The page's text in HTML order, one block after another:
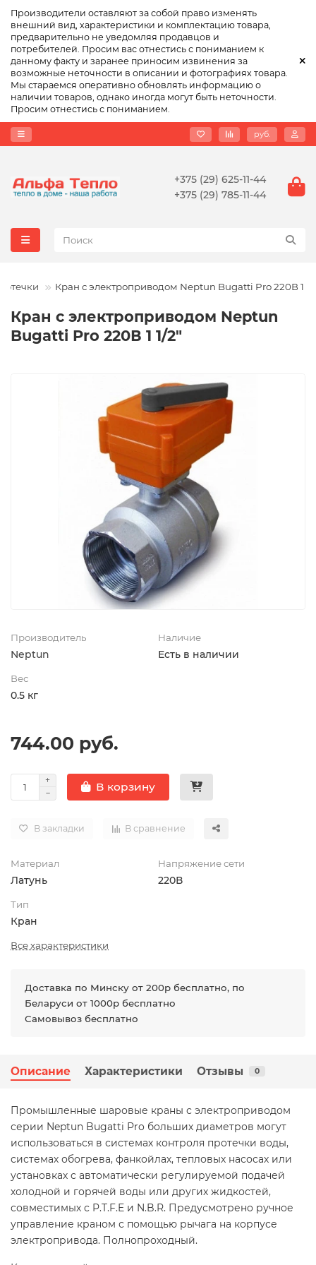
Производители оставляют за собой право изменять
внешний вид, характеристики и комплектацию товара,
предварительно не уведомляя продавцов и
потребителей. Просим вас отнестись с пониманием к
данному факту и заранее приносим извинения за
возможные неточности в описании и фотографиях товара.
Мы стараемся оперативно обновлять информацию о
наличии товаров, однако иногда могут быть неточности.
Просим отнестись с пониманием.
руб.
+375 (29) 625-11-44
+375 (29) 785-11-44
Кран с электроприводом Neptun Bugatti Pro 220В 1 1/
Кран с электроприводом Neptun
Bugatti Pro 220В 1 1/2"
Производитель
Neptun
Наличие
Есть в наличии
Вес
0.5 кг
744.00 руб.
В корзину
В закладки В сравнение
Материал
Латунь
Напряжение сети
220В
Тип
Кран
Все характеристики
Доставка по Минску от 200р бесплатно, по
Беларуси от 1000р бесплатно
Самовывоз бесплатно
Описание Характеристики Отзывы 0
Промышленные шаровые краны с электроприводом
серии Neptun Bugatti Pro больших диаметров могут
использоваться в системах контроля протечки воды,
системах обогрева, фанкойлах, тепловых насосах или
установках с автоматически регулируемой подачей
холодной и горячей воды или других жидкостей,
совместимых с P.T.F.E и N.B.R. Предусмотрено ручное
управление краном с помощью рычага на корпусе
электропривода. Полнопроходный.